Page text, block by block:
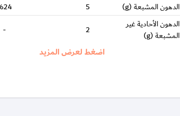
الدهون المشبعة (g)
5
الدهون الأحادية غير
المشبعة (g)
2
-
اضغط لعرض المزيد